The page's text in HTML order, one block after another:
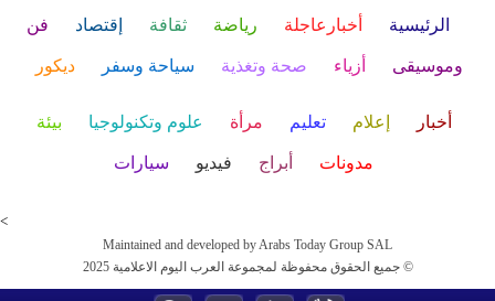
الرئيسية أخبارعاجلة رياضة ثقافة إقتصاد فن
وموسيقى أزياء صحة وتغذية سياحة وسفر ديكور
أخبار إعلام تعليم مرأة علوم وتكنولوجيا بيئة
مدونات أبراج فيديو سيارات
<
Maintained and developed by Arabs Today Group SAL
جميع الحقوق محفوظة لمجموعة العرب اليوم الاعلامية 2025 ©